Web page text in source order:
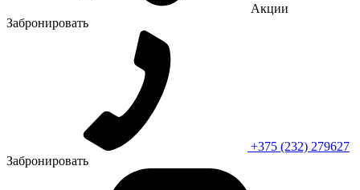
Акции
Забронировать
+375 (232) 279627
Забронировать